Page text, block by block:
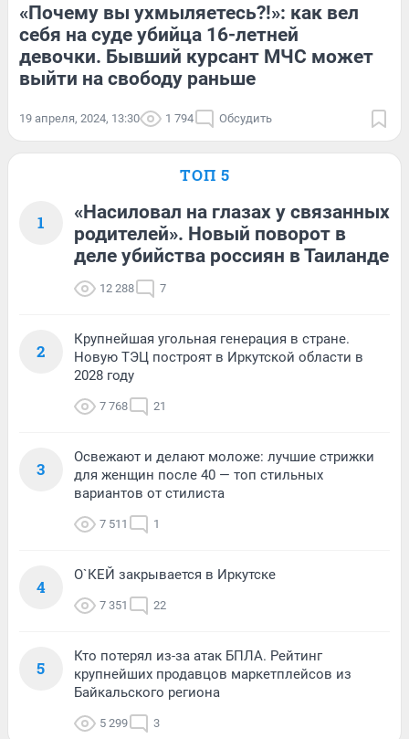
«Почему вы ухмыляетесь?!»: как вел
себя на суде убийца 16-летней
девочки. Бывший курсант МЧС может
выйти на свободу раньше
19 апреля, 2024, 13:30 1 794 Обсудить
ТОП 5
1
«Насиловал на глазах у связанных
родителей». Новый поворот в
деле убийства россиян в Таиланде
12 288 7
2
Крупнейшая угольная генерация в стране.
Новую ТЭЦ построят в Иркутской области в
2028 году
7 768 21
3
Освежают и делают моложе: лучшие стрижки
для женщин после 40 — топ стильных
вариантов от стилиста
7 511 1
4
О`КЕЙ закрывается в Иркутске
7 351 22
5
Кто потерял из-за атак БПЛА. Рейтинг
крупнейших продавцов маркетплейсов из
Байкальского региона
5 299 3